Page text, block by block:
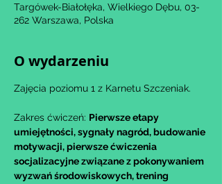
Targówek-Białołęka, Wielkiego Dębu, 03-
262 Warszawa, Polska
O wydarzeniu
Zajęcia poziomu 1 z Karnetu Szczeniak.
Zakres ćwiczeń: Pierwsze etapy
umiejętności, sygnały nagród, budowanie
motywacji, pierwsze ćwiczenia
socjalizacyjne związane z pokonywaniem
wyzwań środowiskowych, trening